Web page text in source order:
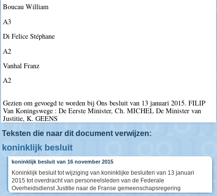
Boucau William
A3
Di Felice Stéphane
A2
Vanhal Franz
A2
Gezien om gevoegd te worden bij Ons besluit van 13 januari 2015. FILIP
Van Koningswege : De Eerste Minister, Ch. MICHEL De Minister van
Justitie, K. GEENS
Teksten die naar dit document verwijzen:
koninklijk besluit
koninklijk besluit van 16 november 2015
Koninklijk besluit tot wijziging van koninklijke besluiten van 13 januari
2015 tot overdracht van personeelsleden van de Federale
Overheidsdienst Justitie naar de Franse gemeenschapsregering